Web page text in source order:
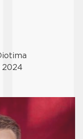
2024